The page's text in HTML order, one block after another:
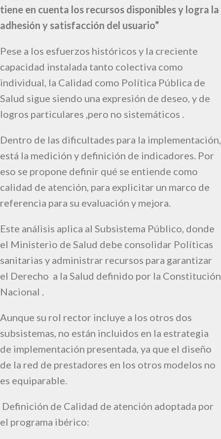
tiene en cuenta los recursos disponibles y logra la
adhesión y satisfacción del usuario”
Pese a los esfuerzos históricos y la creciente
capacidad instalada tanto colectiva como
individual, la Calidad como Política Pública de
Salud sigue siendo una expresión de deseo, y de
logros particulares ,pero no sistemáticos .
Dentro de las dificultades para la implementación,
está la medición y definición de indicadores. Por
eso se propone definir qué se entiende como
calidad de atención, para explicitar un marco de
referencia para su evaluación y mejora.
Este análisis aplica al Subsistema Público, donde
el Ministerio de Salud debe consolidar Políticas
sanitarias y administrar recursos para garantizar
el Derecho a la Salud definido por la Constitución
Nacional .
Aunque su rol rector incluye a los otros dos
subsistemas, no están incluidos en la estrategia
de implementación presentada, ya que el diseño
de la red de prestadores en los otros modelos no
es equiparable.
Definición de Calidad de atención adoptada por
el programa ibérico: